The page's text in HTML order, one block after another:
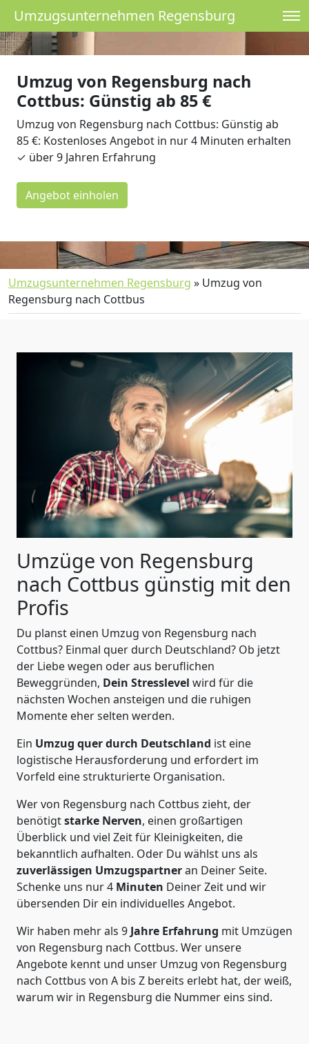
Umzugsunternehmen Regensburg
Umzug von Regensburg nach
Cottbus: Günstig ab 85 €
Umzug von Regensburg nach Cottbus: Günstig ab
85 €: Kostenloses Angebot in nur 4 Minuten erhalten
✓ über 9 Jahren Erfahrung
Angebot einholen
Umzugsunternehmen Regensburg » Umzug von
Regensburg nach Cottbus
Umzüge von Regensburg
nach Cottbus günstig mit den
Profis
Du planst einen Umzug von Regensburg nach
Cottbus? Einmal quer durch Deutschland? Ob jetzt
der Liebe wegen oder aus beruflichen
Beweggründen, Dein Stresslevel wird für die
nächsten Wochen ansteigen und die ruhigen
Momente eher selten werden.
Ein Umzug quer durch Deutschland ist eine
logistische Herausforderung und erfordert im
Vorfeld eine strukturierte Organisation.
Wer von Regensburg nach Cottbus zieht, der
benötigtstarke Nerven, einen großartigen
Überblick und viel Zeit für Kleinigkeiten, die
bekanntlich aufhalten. Oder Du wählst uns als
zuverlässigen Umzugspartneran Deiner Seite.
Schenke uns nur4 Minuten Deiner Zeit und wir
übersenden Dir ein individuelles Angebot.
Wir haben mehr als 9 Jahre Erfahrung mit Umzügen
von Regensburg nach Cottbus. Wer unsere
Angebote kennt und unser Umzug von Regensburg
nach Cottbus von A bis Z bereits erlebt hat, der weiß,
warum wir in Regensburg die Nummer eins sind.